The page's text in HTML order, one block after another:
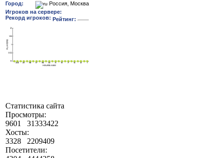
Статистика сайта
Просмотры:
9601
31333422
Хосты:
3328
2209409
Посетители: